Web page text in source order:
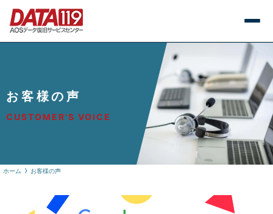
お客様の声
CUSTOMER'S VOICE
ホーム お客様の声